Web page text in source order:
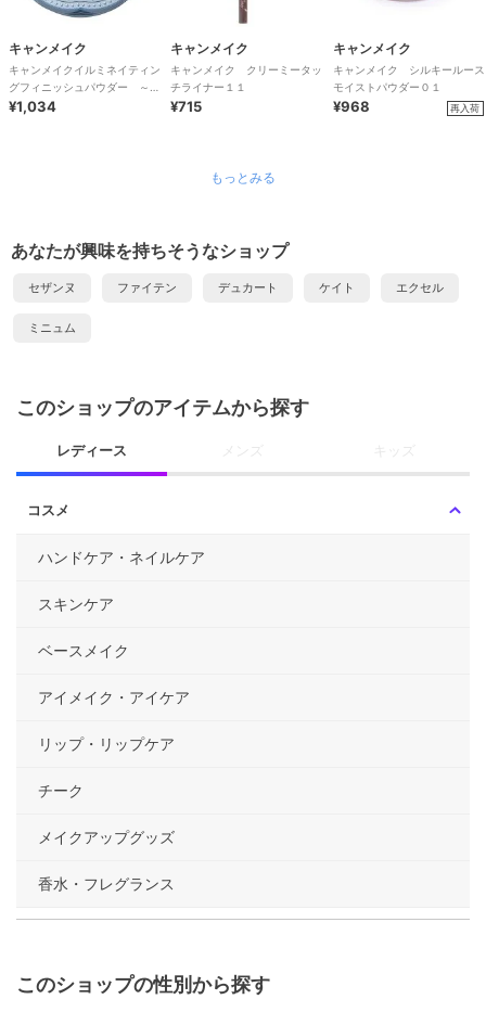
キャンメイク
キャンメイクイルミネイティン
グフィニッシュパウダー ～Ａ
ｂｌｏｏｍ～０１
¥1,034
キャンメイク
キャンメイク クリーミータッ
チライナー１１
¥715
キャンメイク
キャンメイク シルキールース
モイストパウダー０１
¥968 再入荷
もっとみる
あなたが興味を持ちそうなショップ
セザンヌ ファイテン デュカート ケイト エクセル
ミニュム
このショップのアイテムから探す
レディース メンズ キッズ
コスメ
ハンドケア・ネイルケア
スキンケア
ベースメイク
アイメイク・アイケア
リップ・リップケア
チーク
メイクアップグッズ
香水・フレグランス
このショップの性別から探す